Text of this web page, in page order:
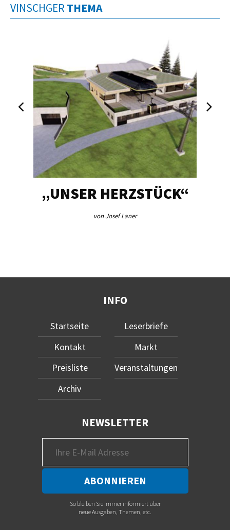
VINSCHGER THEMA
„UNSER HERZSTÜCK“
von Josef Laner
INFO
Startseite
Kontakt
Preisliste
Archiv
Leserbriefe
Markt
Veranstaltungen
NEWSLETTER
So bleiben Sie immer informiert über
neue Ausgaben, Themen, etc.